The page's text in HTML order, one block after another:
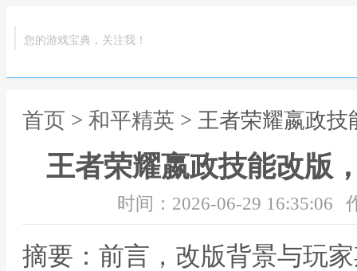
您的游戏宝典，关注我！
首页 > 和平精英 > 王者荣耀嬴政
王者荣耀嬴政技能改版
时间：2026-06-29 16:35:06
摘要：前言，改版背景与玩